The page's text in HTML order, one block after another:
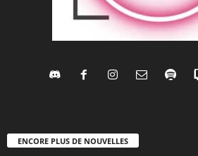
ENCORE PLUS DE NOUVELLES